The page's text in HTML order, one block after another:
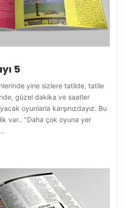
5
yine sizlere tatilde, tatile
güzel dakika ve saatler
oyunlarla karşınızdayız. Bu
var.. "Daha çok oyuna yer